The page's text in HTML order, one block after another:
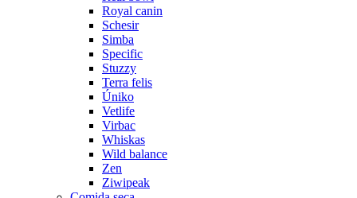
Royal canin
Schesir
Simba
Specific
Stuzzy
Terra felis
Úniko
Vetlife
Virbac
Whiskas
Wild balance
Zen
Ziwipeak